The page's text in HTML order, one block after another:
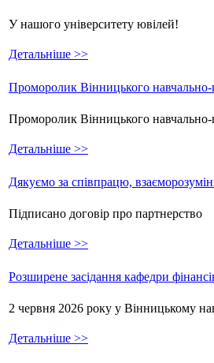
У нашого університету ювілей!
Детальніше >>
Проморолик Вінницького навчально-
Проморолик Вінницького навчально-
Детальніше >>
Дякуємо за співпрацю,
Підписано договір про партнерство
Детальніше >>
Розширене засідання кафедри
2 червня 2026 року у Вінницькому
Детальніше >>